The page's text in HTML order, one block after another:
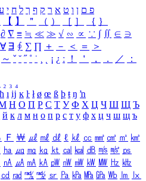
פ ם ן ו ט א ר ק ף ך ל ח י
【 】 ＂ （ ） ［ ］ ｛ ｝
∂ ∇ ≡ ≒ ≪ ≫ √ ∽ ∝ ∵ ∫ ∬ ∈ ∋
∀ ∃ ∮ ∑ ∏ ＋ － ＜ ＝
＞
～ ˇ ˘ ˝ ˚ ˙ ¸ ¡ ¿ ː ！ ＇ ， ． ／
：
₂ ₃ ₄
ħ ı ĳ ĸ ŀ ł ø œ ß þ ŧ ŋ ŉ
Н О П Р С Т У Ф Х Ц Ч Ш Щ Ъ
й к л м н о п р с т у ф х ц ч ш щ ъ
Ｆ ￦ ㎕ ㎖ ㎗ ℓ ㎘ ㏄ ㎣ ㎤ ㎥ ㎦
㏊ ㎍ ㎎ ㎏ ㏏ ㎈ ㎉ ㏈ ㎧ ㎨ ㎰
㎁ ㎂ ㎃ ㎄ ㎺ ㎻ ㎽ ㎾ ㎿ ㎐ ㎑
㏅ ㎭ ㎮ ㎯ ㏛ ㎩ ㎪ ㎫ ㎬ ㏝ ㏐
㏓